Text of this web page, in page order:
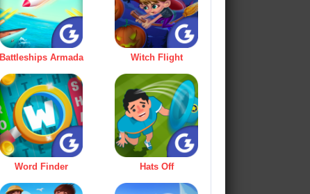
Battleships Armada Witch Flight
Word Finder Hats Off